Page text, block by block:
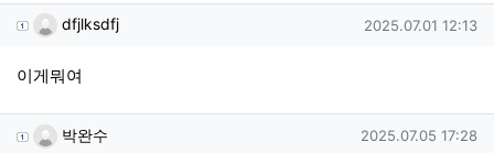
dfjlksdfj님의 댓글
dfjlksdfj 작성일
2025.07.01 12:13
이게뭐여
박완수님의 댓글
박완수 작성일
2025.07.05 17:28